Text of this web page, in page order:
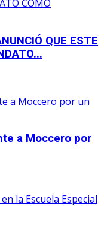
QUE ESTE
a Moccero por